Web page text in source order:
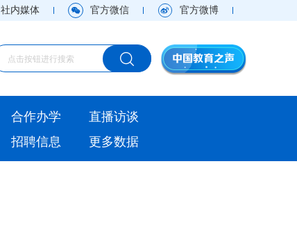
社内媒体 官方微信 官方微博
合作办学
直播访谈
招聘信息 更多数据